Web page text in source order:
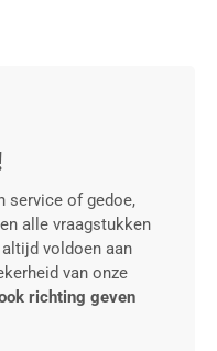
service of gedoe,
alle vraagstukken
voldoen aan
van onze
richting geven